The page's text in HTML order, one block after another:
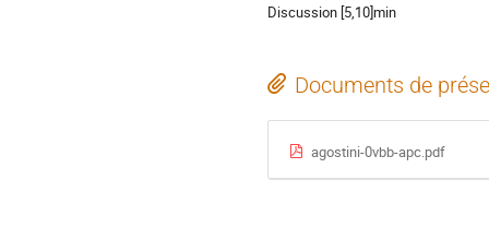
Discussion [5,10]min
Documents de
agostini-0vbb-apc.pdf